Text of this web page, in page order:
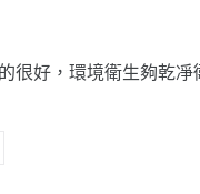
好，環境衛生夠乾凈